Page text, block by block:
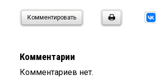
Комментировать
Комментарии
Комментариев нет.